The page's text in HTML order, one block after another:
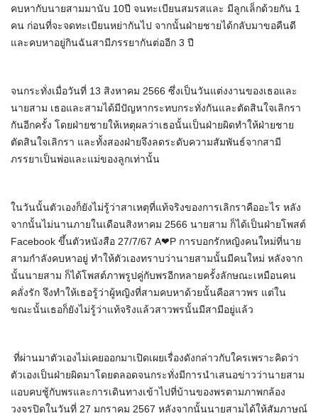
คบหากับนายสามมานับ 10ปี จนทะเบียนสมรสและ มีลูกเล็กด้วยกัน 1
คน ก่อนที่จะจดทะเบียนหย่ากันไป จากนั้นฝ่ายชายได้กลับมาขอคืนดี
และคบหาอยู่กินฉันสามีภรรยากันต่ออีก 3 ปี
จนกระทั่งเมื่อวันที่ 13 สิงหาคม 2566 ซึ่งเป็นวันแต่งงานของเธอและ
นายสาม เธอและสามได้มีปัญหากระทบกระทั่งกันและตัดสินใจเลิกรา
กันอีกครั้ง โดยฝ่ายชายให้เหตุผลว่าเธอนั้นเป็นฝ่ายผิดทำให้ฝ่ายชาย
ตัดสินใจเลิกรา และทั้งสองฝ่ายจึงลดระดับความสัมพันธ์จากสามี
ภรรยาเป็นพ่อและแม่ของลูกเท่านั้น
ในวันนั้นตัวเองก็ยังไม่รู้ว่าสาเหตุที่แท้จริงของการเลิกราคืออะไร หลัง
จากนั้นไม่นานภายในเดือนสิงหาคม 2566 นายสาม ก็ได้เป็นฝ่ายโพสต์
Facebook ขึ้นตัวหนังสือ 27/7/67 A❤P การบอกรักหญิงคนใหม่ที่นาย
สามกำลังคบหาอยู่ ทำให้ตัวเองทราบว่านายสามนั้นมีคนใหม่ หลังจาก
นั้นนายสาม ก็ได้โพสต์ภาพรูปคู่กับพรอีกหลายครั้งลักษณะเหมือนคน
คลั่งรัก จึงทำให้เธอรู้ว่าผู้หญิงที่สามคบหาด้วยนั้นคือสาวพร แต่ใน
ขณะนั้นเธอก็ยังไม่รู้ว่าแท้จริงแล้วสาวพรนั้นมีสามีอยู่แล้ว
ที่ผ่านมาตัวเองไม่เคยออกมาเปิดเผยเรื่องดังกล่าวกับใครเพราะคิดว่า
ตัวเองเป็นฝ่ายผิดมาโดยตลอดจนกระทั่งมีการนำเสนอข่าวว่านายสาม
แอบคบชู้กับพรและการเดินทางเข้าไปที่บ้านของพรตามภาพกล้อง
วงจรปิดในวันที่ 27 มกราคม 2567 หลังจากนั้นนายสามได้ให้สัมภาษณ์